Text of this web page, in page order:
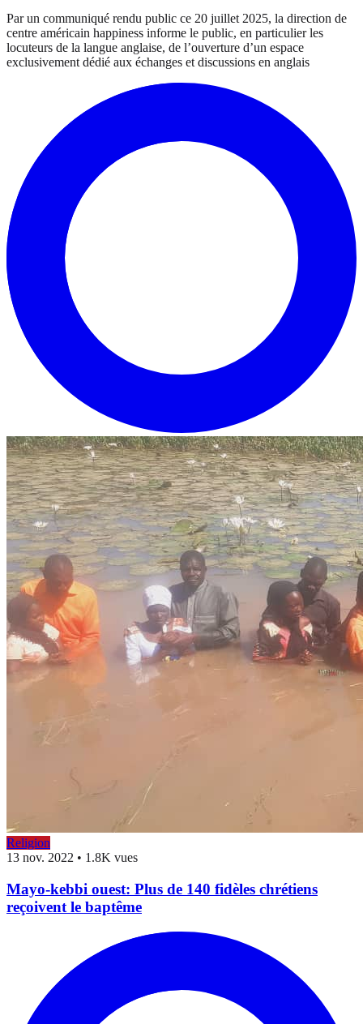
Par un communiqué rendu public ce 20 juillet 2025, la direction de
centre américain happiness informe le public, en particulier les
locuteurs de la langue anglaise, de l’ouverture d’un espace
exclusivement dédié aux échanges et discussions en anglais
Religion
13 nov. 2022 • 1.8K vues
Mayo-kebbi ouest: Plus de 140 fidèles chrétiens
reçoivent le baptême